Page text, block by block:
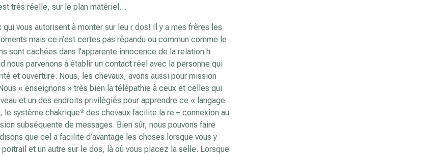
très réelle, sur le plan matériel…
vous autorisent à monter sur leu r dos! Il y a mes frères les
mais ce n’est certes pas répandu ou commun comme le
sont cachées dans l’apparente innocence de la relation h
nous parvenons à établir un contact réel avec la personne qui
et ouverture. Nous, les chevaux, avons aussi pour mission
« enseignons » très bien la télépathie à ceux et celles qui
et un des endroits privilégiés pour apprendre ce « langage
système chakrique* des chevaux facilite la re – connexion au
subséquente de messages. Bien sûr, nous pouvons faire
que cel a facilite d’avantage les choses lorsque vous y
et un autre sur le dos, là où vous placez la selle. Lorsque